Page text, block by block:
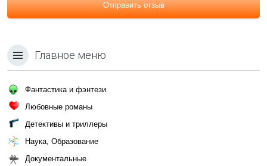
Отправить отзыв
Главное меню
Фантастика и фэнтези
Любовные романы
Детективы и триллеры
Наука, Образование
Документальные